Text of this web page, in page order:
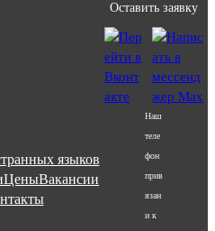
языков
ЦеныВакансии
Оставить заявку
Наш
теле
фон
прив
язан
и к